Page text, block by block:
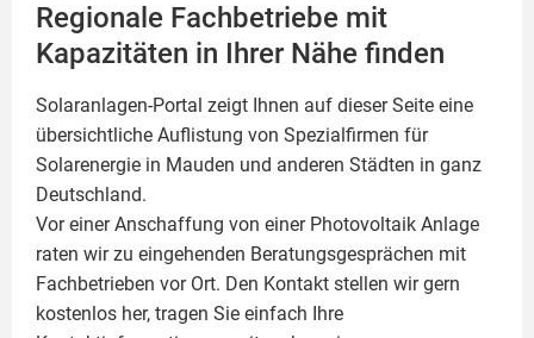
Regionale Fachbetriebe mit
Kapazitäten in Ihrer Nähe finden
Solaranlagen-Portal zeigt Ihnen auf dieser Seite eine
übersichtliche Auflistung von Spezialfirmen für
Solarenergie in Mauden und anderen Städten in ganz
Deutschland.
Vor einer Anschaffung von einer Photovoltaik Anlage
raten wir zu eingehenden Beratungsgesprächen mit
Fachbetrieben vor Ort. Den Kontakt stellen wir gern
kostenlos her, tragen Sie einfach Ihre